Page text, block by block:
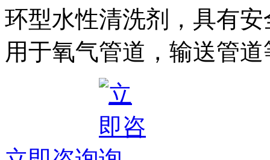
环型水性清洗剂，具有
用于氧气管道，输送管